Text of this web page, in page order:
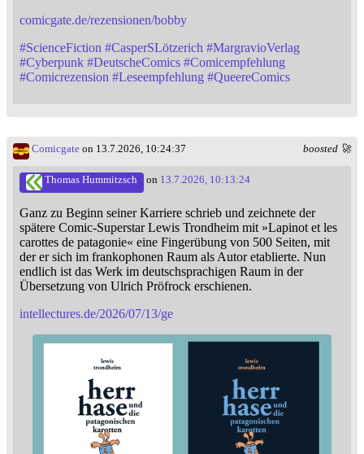
comicgate.de/rezensionen/bobby
#ScienceFiction #CasperSLötzerich #MargravioVerlag
#Cyberpunk #DeutscheComics #Comicempfehlung
#Comicrezension #Leseempfehlung #QueereComics
boosted 🚀
Comicgate on 13.7.2026, 10:24:37
Thomas Hummitzsch on 13.7.2026, 10:13:24
Ganz zu Beginn seiner Karriere schrieb und zeichnete der
spätere Comic-Superstar Lewis Trondheim mit »Lapinot et les
carottes de patagonie« eine Fingerübung von 500 Seiten, mit
der er sich im frankophonen Raum als Autor etablierte. Nun
endlich ist das Werk im deutschsprachigen Raum in der
Übersetzung von Ulrich Pröfrock erschienen.
intellectures.de/2026/07/13/ge